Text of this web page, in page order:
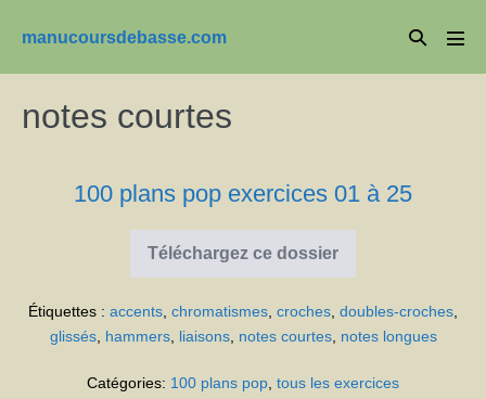
contenu
manucoursdebasse.com
Basculer
le
notes courtes
100 plans pop exercices 01 à 25
Téléchargez ce dossier
100
plans
exercices
01
à
Étiquettes : accents, chromatismes, croches, doubles-croches,
glissés, hammers, liaisons, notes courtes, notes longues
Catégories: 100 plans pop, tous les exercices